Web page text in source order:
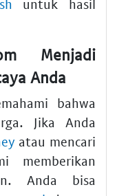
untuk hasil
Menjadi
Anda
bahwa
Jika Anda
atau mencari
memberikan
Anda bisa